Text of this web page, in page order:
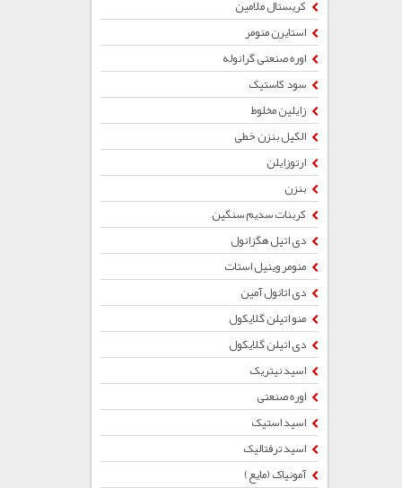
کریستال ملامین
استایرن منومر
اوره صنعتی گرانوله
سود کاستیک
زایلین مخلوط
الکیل بنزن خطی
ارتوزایلن
بنزن
کربنات سدیم سنگین
دی اتیل هگزانول
منومر وینیل استات
دی اتانول آمین
منو اتیلن گلایکول
دی اتیلن گلایکول
اسید نیتریک
اوره صنعتی
اسید استیک
اسید ترفتالیک
آمونیاک (مایع)